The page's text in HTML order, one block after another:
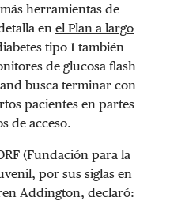
herramientas de
en el Plan a largo
tipo 1 también
de glucosa flash
busca terminar con
pacientes en partes
de acceso.
(Fundación para la
por sus siglas en
Addington, declaró: